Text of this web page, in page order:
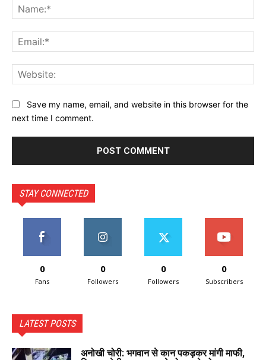
Save my name, email, and website in this browser for the
next time I comment.
STAY CONNECTED
0
Fans
0
Followers
0
Followers
0
Subscribers
LATEST POSTS
अनोखी चोरी: भगवान से कान पकड़कर मांगी माफी,